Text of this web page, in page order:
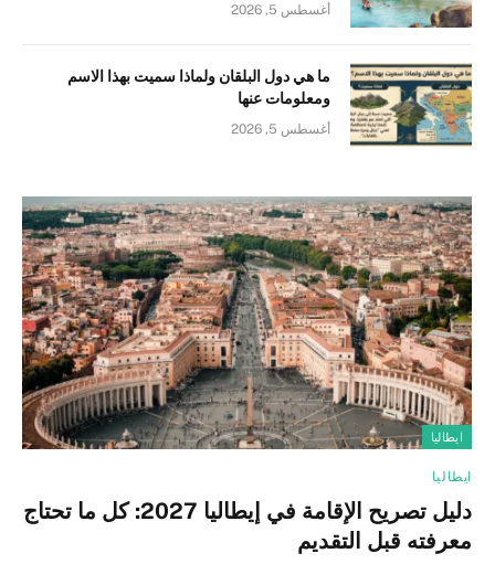
أغسطس 5, 2026
ما هي دول البلقان ولماذا سميت بهذا الاسم
ومعلومات عنها
أغسطس 5, 2026
ايطاليا
ايطاليا
دليل تصريح الإقامة في إيطاليا 2027: كل ما تحتاج
معرفته قبل التقديم